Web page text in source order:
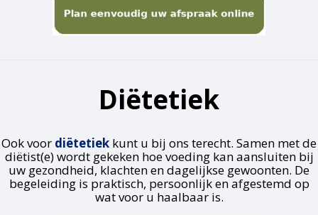
Diëtetiek
Ook voor diëtetiek kunt u bij ons terecht. Samen met de
diëtist(e) wordt gekeken hoe voeding kan aansluiten bij
uw gezondheid, klachten en dagelijkse gewoonten. De
begeleiding is praktisch, persoonlijk en afgestemd op
wat voor u haalbaar is.